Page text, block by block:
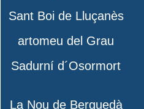
Sant Boi de Lluçanès
artomeu del Grau
Sadurní d´Osormort
La Nou de Berguedà